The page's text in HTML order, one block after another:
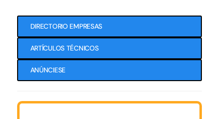
DIRECTORIO EMPRESAS
ARTÍCULOS TÉCNICOS
ANÚNCIESE